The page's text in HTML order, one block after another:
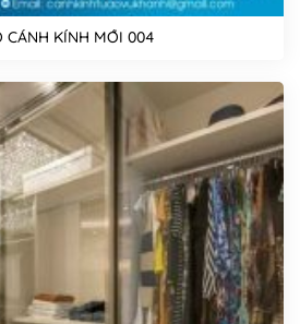
CÁNH KÍNH MỚI 004